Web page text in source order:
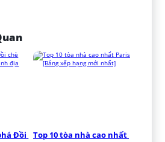
Đồi
Top 10 tòa nhà cao nhất